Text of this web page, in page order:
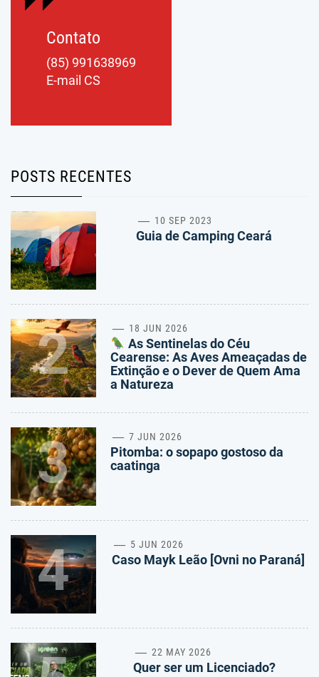
Contato
(85) 991638969
E-mail CS
POSTS RECENTES
1 10 SEP 2023
Guia de Camping Ceará
2 18 JUN 2026
As Sentinelas do Céu
Cearense: As Aves Ameaçadas de
Extinção e o Dever de Quem Ama
a Natureza
3 7 JUN 2026
Pitomba: o sopapo gostoso da
caatinga
4 5 JUN 2026
Caso Mayk Leão [Ovni no Paraná]
22 MAY 2026
Quer ser um Licenciado?